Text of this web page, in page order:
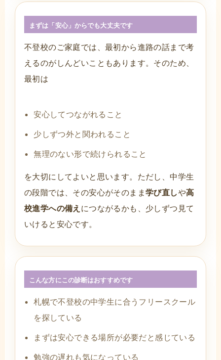
まずは「安心」からでも大丈夫です
不登校のご家庭では、最初から進路の話まで考
えるのがしんどいこともあります。そのため、
最初は
安心してつながれること
少しずつ外と関われること
無理のない形で続けられること
を大切にしてよいと思います。ただし、中学生
の段階では、その安心がそのまま 学び直しや高
校進学への備え につながるかも、少しずつ見て
いけると安心です。
こんな方にこの診断はおすすめです
札幌で不登校の中学生に合うフリースクール
を探している
まずは安心できる場所が必要だと感じている
勉強の遅れも気になっている